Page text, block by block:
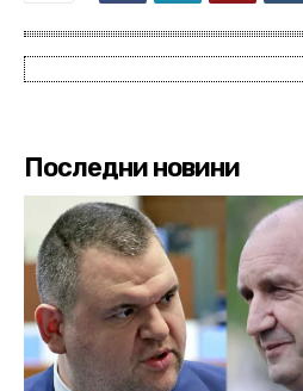
Последни новини